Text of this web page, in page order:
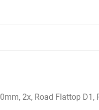
0mm, 2x, Road Flattop D1,